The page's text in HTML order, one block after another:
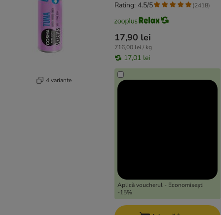
4 variante
17,90 lei
716,00 lei / kg
17,01 lei
Aplică voucherul - Economisești
-15%
Rating: 4.5/5 (2418)